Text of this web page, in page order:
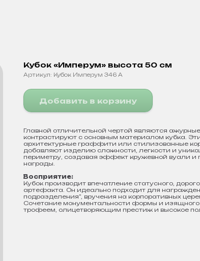
Кубок «Имперум» высота 50 см
Артикул: Кубок Имперум 346 А
Добавить в корзину
Главной отличительной чертой являются
контрастируют с основным материалом кубка.
архитектурные граффити или стилизованные
добавляют изделию сложности, легкости и
периметру, создавая эффект кружевной вуали и
награды.
Восприятие:
Кубок производит впечатление статусного,
артефакта. Он идеально подходит для
подразделения", вручения на корпоративных
Сочетание монументальности формы и
трофеем, олицетворяющим престиж и высокое